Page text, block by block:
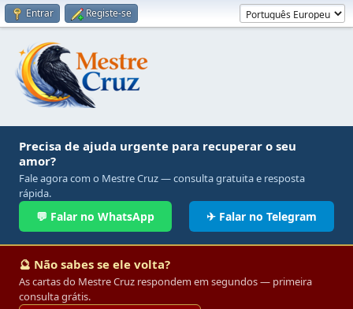
Entrar Registe-se
Precisa de ajuda urgente para recuperar o seu
amor?
Fale agora com o Mestre Cruz — consulta gratuita e resposta
rápida.
💬 Falar no WhatsApp ✈ Falar no Telegram
🔮 Não sabes se ele volta?
As cartas do Mestre Cruz respondem em segundos — primeira
consulta grátis.